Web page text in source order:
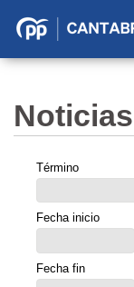
Partido
Cantabria
Noticias
Término
Fecha inicio
Fecha fin